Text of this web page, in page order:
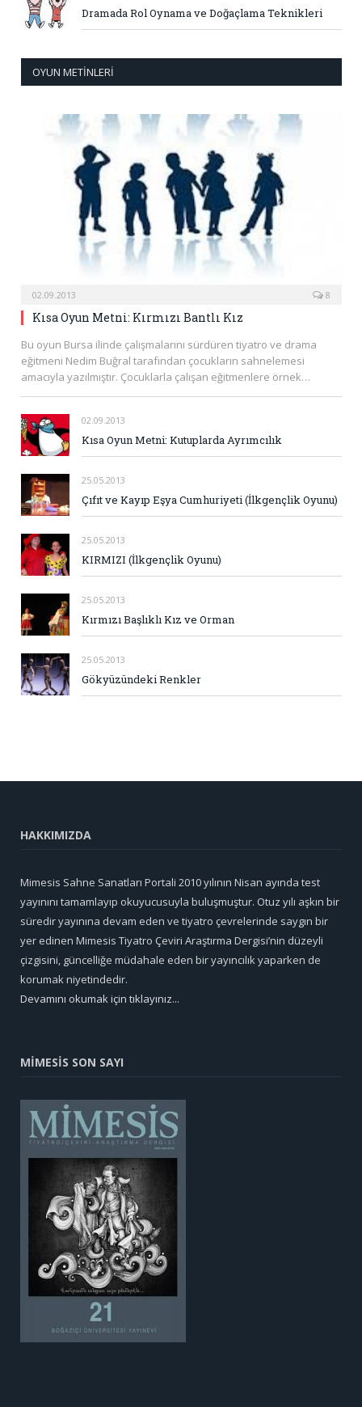
Dramada Rol Oynama ve Doğaçlama Teknikleri
OYUN METINLERI
02.09.2013 8
Kısa Oyun Metni: Kırmızı Bantlı Kız
Bu oyun Bursa ilinde çalışmalarını sürdüren tiyatro ve drama
eğitmeni Nedim Buğral tarafından çocukların sahnelemesi
amacıyla yazılmıştır. Çocuklarla çalışan eğitmenlere örnek…
02.09.2013
Kısa Oyun Metni: Kutuplarda Ayrımcılık
25.05.2013
Çıfıt ve Kayıp Eşya Cumhuriyeti (İlkgençlik Oyunu)
25.05.2013
KIRMIZI (İlkgençlik Oyunu)
25.05.2013
Kırmızı Başlıklı Kız ve Orman
25.05.2013
Gökyüzündeki Renkler
HAKKIMIZDA
Mimesis Sahne Sanatları Portali 2010 yılının Nisan ayında test
yayınını tamamlayıp okuyucusuyla buluşmuştur. Otuz yılı aşkın bir
süredir yayınına devam eden ve tiyatro çevrelerinde saygın bir
yer edinen Mimesis Tiyatro Çeviri Araştırma Dergisi’nin düzeyli
çizgisini, güncelliğe müdahale eden bir yayıncılık yaparken de
korumak niyetindedir.
Devamını okumak için tıklayınız...
MİMESİS SON SAYI